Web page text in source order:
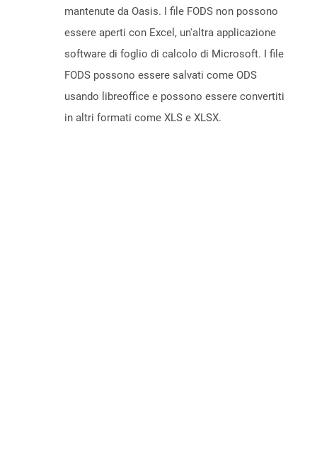
mantenute da Oasis. I file FODS non possono
essere aperti con Excel, un'altra applicazione
software di foglio di calcolo di Microsoft. I file
FODS possono essere salvati come ODS
usando libreoffice e possono essere convertiti
in altri formati come XLS e XLSX.